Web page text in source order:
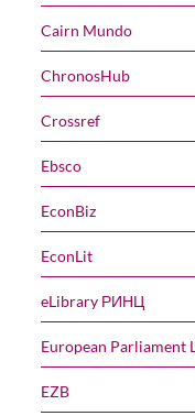
Cairn Mundo
ChronosHub
Crossref
Ebsco
EconBiz
EconLit
eLibrary РИНЦ
European Parliament
EZB